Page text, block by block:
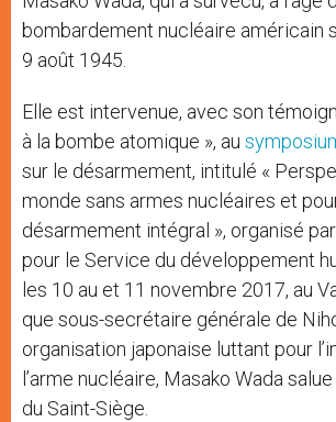
bombardement nucléaire américain
9 août 1945.
Elle est intervenue, avec son
à la bombe atomique », au
sur le désarmement, intitulé «
monde sans armes nucléaires et
désarmement intégral », organisé
pour le Service du développement
les 10 au et 11 novembre 2017, au
que sous-secrétaire générale de
organisation japonaise luttant pour
l’arme nucléaire, Masako Wada
du Saint-Siège.